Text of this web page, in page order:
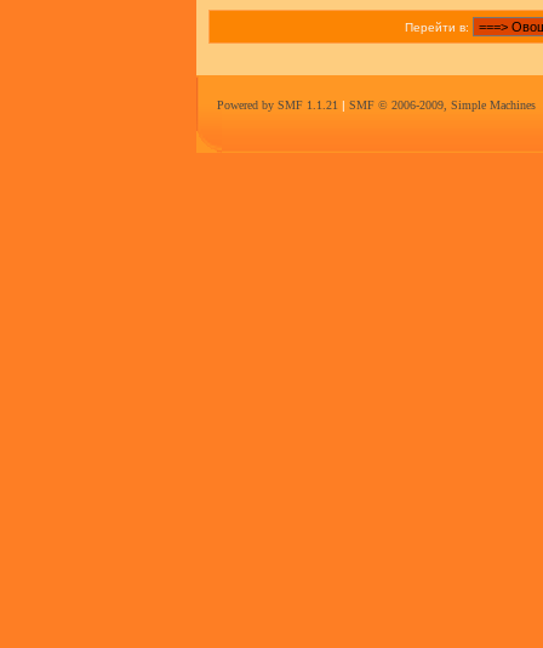
Перейти в:
Powered by SMF 1.1.21 | SMF © 2006-2009, Simple Machines